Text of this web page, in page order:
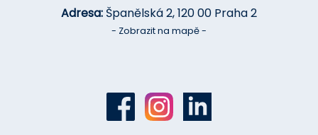
Adresa: Španělská 2, 120 00 Praha 2
- Zobrazit na mapě -